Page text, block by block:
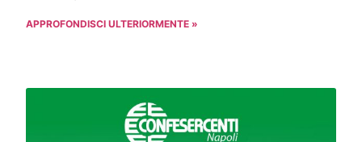
APPROFONDISCI ULTERIORMENTE »